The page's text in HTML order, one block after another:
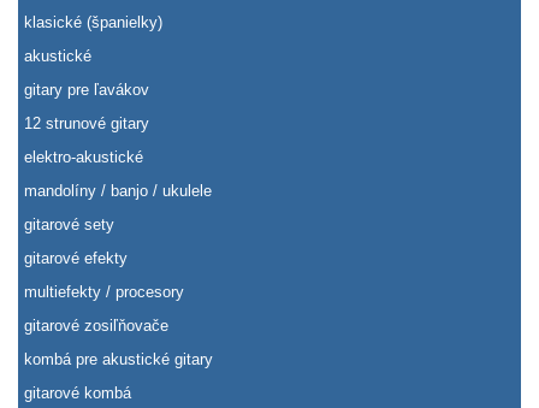
klasické (španielky)
akustické
gitary pre ľavákov
12 strunové gitary
elektro-akustické
mandolíny / banjo / ukulele
gitarové sety
gitarové efekty
multiefekty / procesory
gitarové zosiľňovače
kombá pre akustické gitary
gitarové kombá